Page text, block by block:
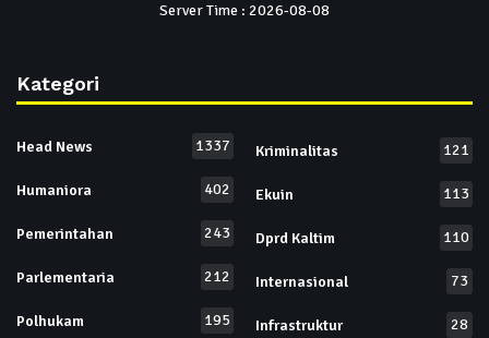
Server Time : 2026-08-08
Kategori
Head News 1337
Humaniora 402
Pemerintahan 243
Parlementaria 212
Polhukam 195
Kriminalitas 121
Ekuin 113
Dprd Kaltim 110
Internasional 73
Infrastruktur 28